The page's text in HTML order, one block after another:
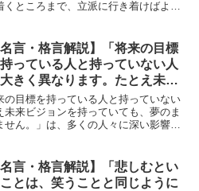
その行き着くところまで、立
石坂泰三の深い意味と得られ
教訓
ところまで、立派に行き着けばよろ
名言・格言解説】「将来の目標
っている人と持っていない人
きく異なります。たとえ未来
ョンを持っていても、夢のま
終わらせたら何も起こりませ
」by 天野浩の深い意味と得
の目標を持っている人と持っていない
来ビジョンを持っていても、夢のま
せん。」は、多くの人々に深い影響を
名言・格言解説】「悲しむとい
とは、笑うことと同じように